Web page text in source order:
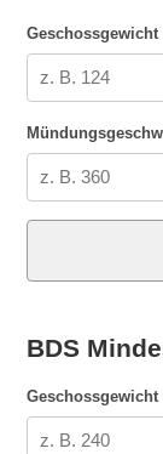
Geschossgewicht
BDS
Geschossgewicht